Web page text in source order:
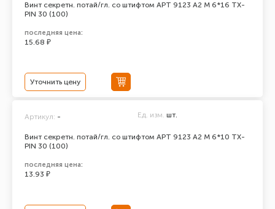
Винт секретн. потай/гл. со штифтом АРТ 9123 А2 M 6*16 TX-
PIN 30 (100)
последняя цена:
15.68 ₽
Уточнить цену
Винт секретн. потай/гл. со штифтом АРТ 9123 А2 M 6*10 TX-
PIN 30 (100)
Артикул: - Ед. изм. шт.
последняя цена:
13.93 ₽